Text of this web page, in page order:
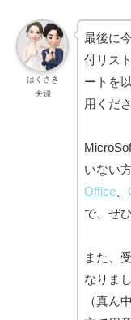
はくさき
夫婦
最後に
付リス
ートを
用くだ
いない
Office 、
で、ぜ
また、
なりま
（真ん